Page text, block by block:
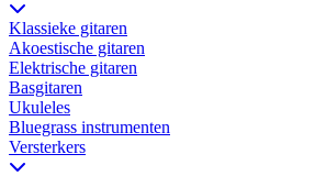
Klassieke gitaren
Akoestische gitaren
Elektrische gitaren
Basgitaren
Ukuleles
Bluegrass instrumenten
Versterkers